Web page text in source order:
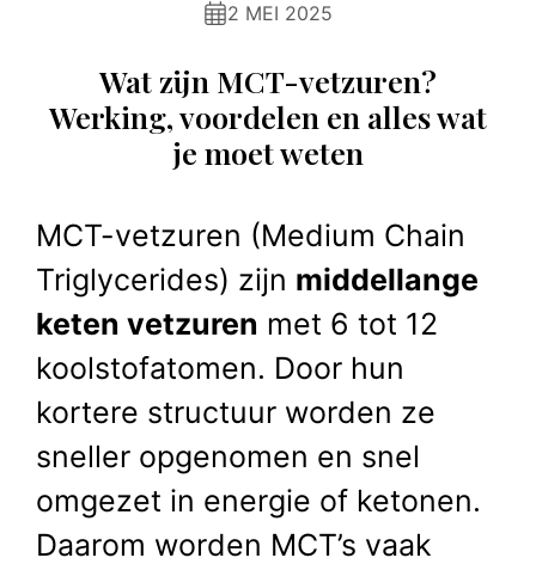
2 MEI 2025
Wat zijn MCT-vetzuren?
Werking, voordelen en alles wat
je moet weten
MCT-vetzuren (Medium Chain
Triglycerides) zijn middellange
keten vetzuren met 6 tot 12
koolstofatomen. Door hun
kortere structuur worden ze
sneller opgenomen en snel
omgezet in energie of ketonen.
Daarom worden MCT’s vaak